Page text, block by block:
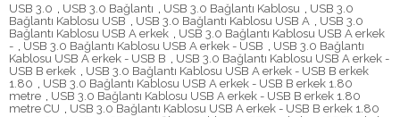
USB 3.0
USB 3.0 Bağlantı USB 3.0 Bağlantı Kablosu
USB 3.0
Bağlantı Kablosu USB
USB 3.0 Bağlantı Kablosu USB A
USB 3.0
Bağlantı Kablosu USB A erkek
USB 3.0 Bağlantı Kablosu USB A erkek
-
USB 3.0 Bağlantı Kablosu USB A erkek - USB
USB 3.0 Bağlantı
Kablosu USB A erkek - USB B
USB 3.0 Bağlantı Kablosu USB A erkek -
USB B erkek
USB 3.0 Bağlantı Kablosu USB A erkek - USB B erkek
1.80
USB 3.0 Bağlantı Kablosu USB A erkek - USB B erkek 1.80
metre
USB 3.0 Bağlantı Kablosu USB A erkek - USB B erkek 1.80
metre CU
USB 3.0 Bağlantı Kablosu USB A erkek - USB B erkek 1.80